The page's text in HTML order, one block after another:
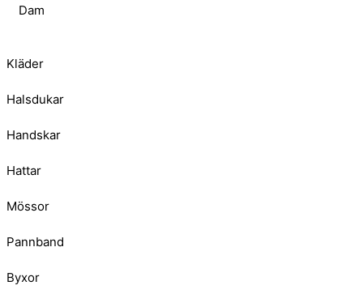
Dam
Kläder
Halsdukar
Handskar
Hattar
Mössor
Pannband
Byxor